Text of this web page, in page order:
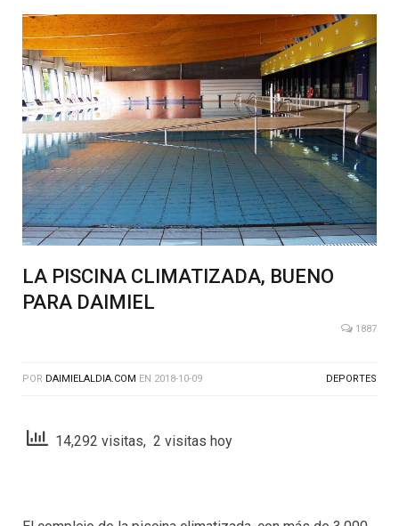
LA PISCINA CLIMATIZADA, BUENO
PARA DAIMIEL
1887
POR DAIMIELALDIA.COM EN 2018-10-09 DEPORTES
14,292 visitas, 2 visitas hoy